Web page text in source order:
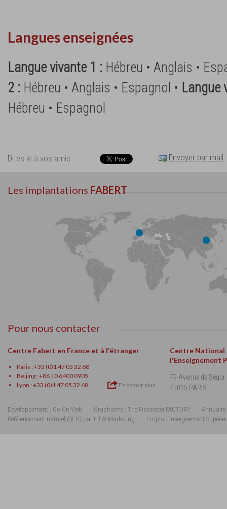
Langues enseignées
Langue vivante 1 : Hébreu • Anglais •
2 : Hébreu • Anglais • Espagnol • Langue
Hébreu • Espagnol
Dites le à vos amis : Envoyer par mail
Les implantations FABERT
Pour nous contacter
Centre Fabert en France et à l'étranger
Paris : +33 (0)1 47 05 32 68
Beijing : +86 10 6400 0905
Lyon : +33 (0)1 47 05 32 68
En savoir plus
Centre National
l'Enseignement
79 Avenue de Ségur
75015 PARIS
Développement : Go On Web Graphisme : The Fibonacci FACTORY
Annuaire
Référencement naturel (SEO) par HTW-Marketing
Emploi Enseignement